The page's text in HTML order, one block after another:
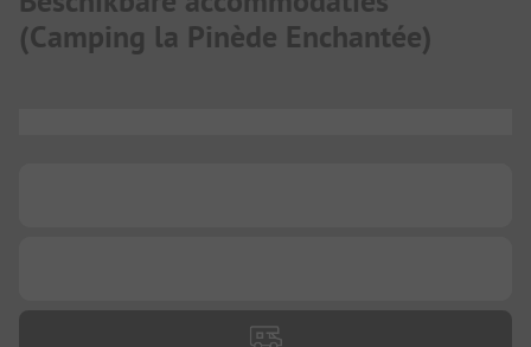
(Camping la Pinède Enchantée)